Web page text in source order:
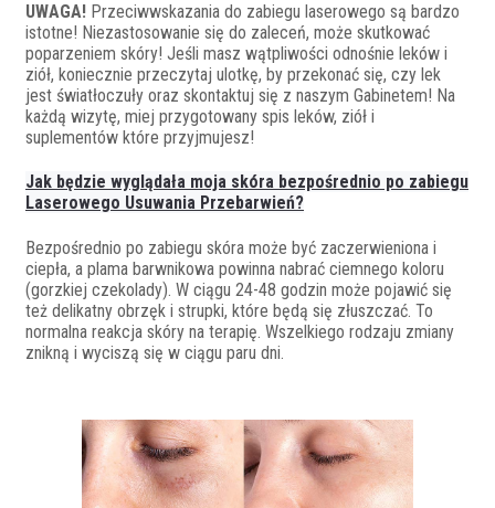
UWAGA! Przeciwwskazania do zabiegu laserowego są bardzo
istotne! Niezastosowanie się do zaleceń, może skutkować
poparzeniem skóry! Jeśli masz wątpliwości odnośnie leków i
ziół, koniecznie przeczytaj ulotkę, by przekonać się, czy lek
jest światłoczuły oraz skontaktuj się z naszym Gabinetem! Na
każdą wizytę, miej przygotowany spis leków, ziół i
suplementów które przyjmujesz!
Jak będzie wyglądała moja skóra bezpośrednio po zabiegu
Laserowego Usuwania Przebarwień?
Bezpośrednio po zabiegu skóra może być zaczerwieniona i
ciepła, a plama barwnikowa powinna nabrać ciemnego koloru
(gorzkiej czekolady). W ciągu 24-48 godzin może pojawić się
też delikatny obrzęk i strupki, które będą się złuszczać. To
normalna reakcja skóry na terapię. Wszelkiego rodzaju zmiany
znikną i wyciszą się w ciągu paru dni.